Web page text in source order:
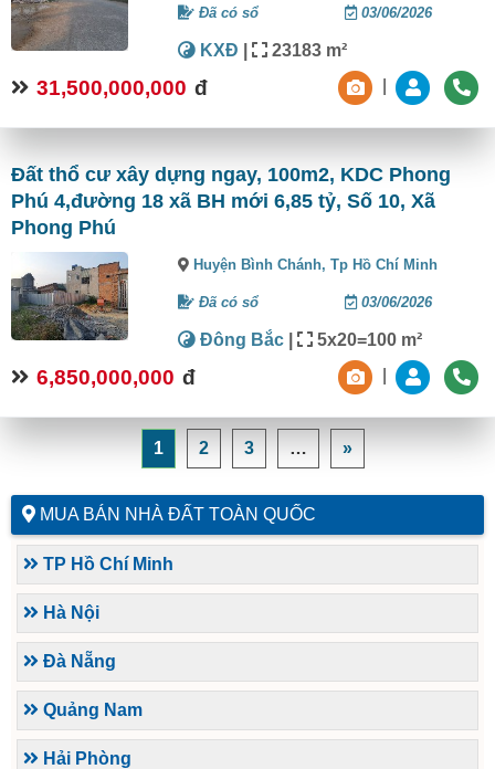
Đã có sổ 03/06/2026
KXĐ | 23183 m²
31,500,000,000 đ
Đất thổ cư xây dựng ngay, 100m2, KDC Phong
Phú 4,đường 18 xã BH mới 6,85 tỷ, Số 10, Xã
Phong Phú
Huyện Bình Chánh,Tp Hồ Chí Minh
Đã có sổ 03/06/2026
Đông Bắc | 5x20=100 m²
6,850,000,000 đ
1 2 3 … »
MUA BÁN NHÀ ĐẤT TOÀN QUỐC
TP Hồ Chí Minh
Hà Nội
Đà Nẵng
Quảng Nam
Hải Phòng